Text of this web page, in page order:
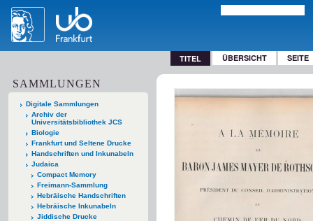
TITEL ÜBERSICHT SEITE
SAMMLUNGEN
Digitale Sammlungen
Archiv der
Universitätsbibliothek JCS
Biologie
Frankfurt und Seltene Drucke
Handschriften und Inkunabeln
Judaica
Compact Memory
Freimann-Sammlung
Hebräische Handschriften
Hebräische Inkunabeln
Jiddische Drucke